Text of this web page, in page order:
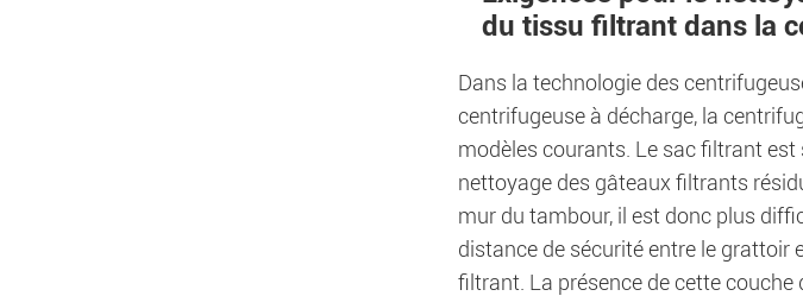
du tissu filtrant dans la
Dans la technologie des
centrifugeuse à décharge, la
modèles courants. Le sac filtrant
nettoyage des gâteaux filtrants
mur du tambour, il est donc plus
distance de sécurité entre le
filtrant. La présence de cette